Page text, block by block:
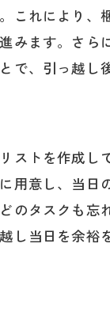
これにより
みます。さ
、引っ越し
ストを作成
用意し、当
のタスクも
当日を余裕